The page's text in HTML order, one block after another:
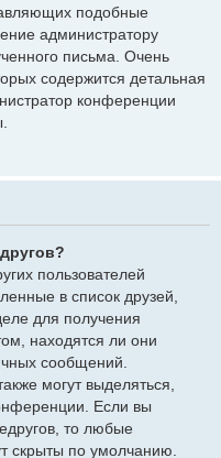
подобные
администратору
письма. Очень
содержится детальная
конференции
пользователей
в список друзей,
для получения
находятся ли они
сообщений.
могут выделяться,
Если вы
то любые
скрыты по умолчанию.